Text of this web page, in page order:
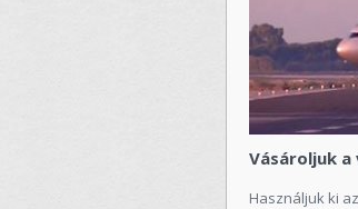
Vásároljuk
Használjuk ki